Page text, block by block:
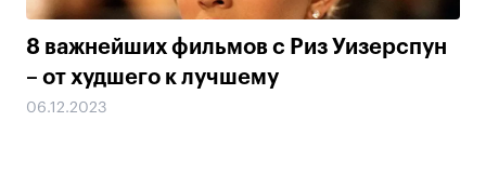
8 важнейших фильмов с Риз Уизерспун
– от худшего к лучшему
06.12.2023